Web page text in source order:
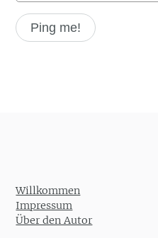
Willkommen
Impressum
Über den Autor